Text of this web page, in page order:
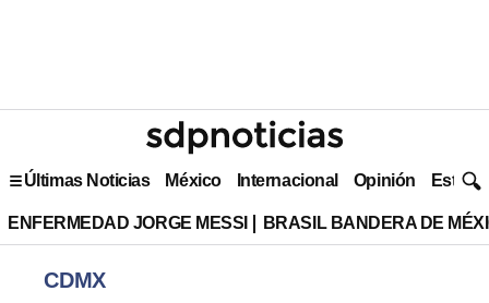
Últimas Noticias México Internacional Opinión Estilo
ENFERMEDAD JORGE MESSI BRASIL BANDERA DE
CDMX